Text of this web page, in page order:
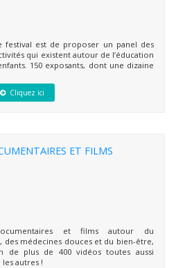
festival est de proposer un panel des
qui existent autour de l’éducation
150 exposants, dont une dizaine
Cliquez ici
ET FILMS
et films autour du
médecines douces et du bien-être,
de plus de 400 vidéos toutes aussi
autres !